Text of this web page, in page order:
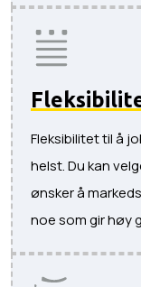
Fleksibilitet til å
helst. Du kan
ønsker å
noe som gir høy